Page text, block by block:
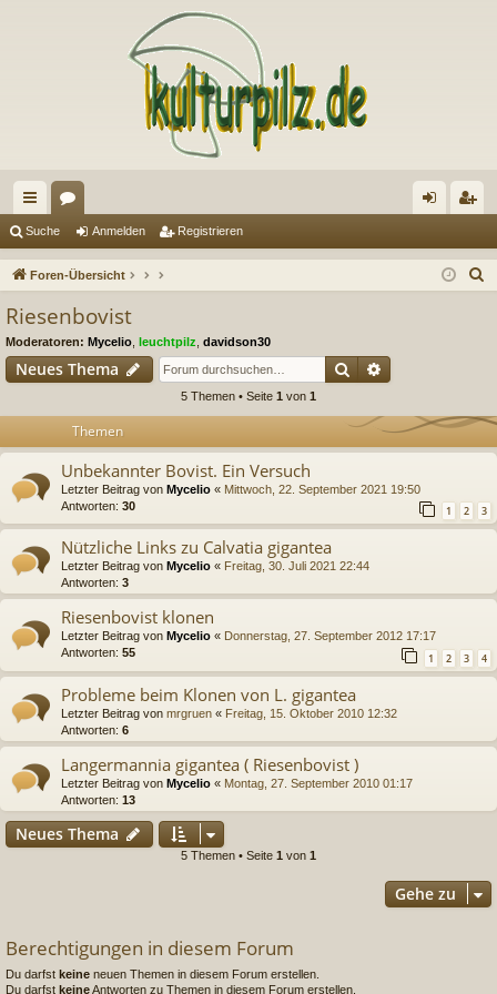
ch
ne
riff
en m ist
Suche Anmelden Registrieren
Foren-Übersicht
Riesenbovist
Moderatoren: Mycelio leuchtpilz davidson30
Neues Thema Suche
5 Themen • Seite 1 von 1
Themen
Unbekannter Bovist. Ein Versuch
Letzter Beitrag von Mycelio « Mittwoch, 22. September 2021 19:50
Antworten: 30 1 2 3
Nützliche Links zu Calvatia gigantea
Letzter Beitrag von Mycelio « Freitag, 30. Juli 2021 22:44
Antworten: 3
Riesenbovist klonen
Letzter Beitrag von Mycelio « Donnerstag, 27. September 2012 17:17
Antworten: 55 1 2 3 4
Probleme beim Klonen von L. gigantea
Letzter Beitrag von mrgruen « Freitag, 15. Oktober 2010 12:32
Antworten: 6
Langermannia gigantea ( Riesenbovist )
Letzter Beitrag von Mycelio « Montag, 27. September 2010 01:17
Antworten: 13
Neues Thema
5 Themen • Seite 1 von 1
Gehe zu
Berechtigungen in diesem Forum
Du darfst keine neuen Themen in diesem Forum erstellen.
Du darfst keineAntworten zu Themen in diesem Forum erstellen.